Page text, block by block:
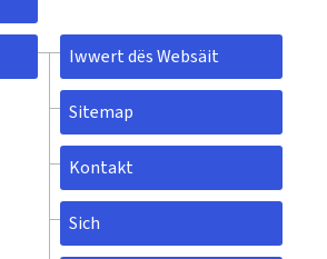
Iwwert dës Websäit
Sitemap
Kontakt
Sich